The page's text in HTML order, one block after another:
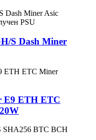
S Dash Miner
ETH ETC